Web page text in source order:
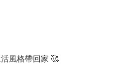
風格帶回家 🥰